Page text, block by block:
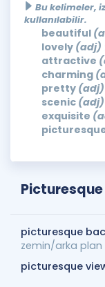
Bu kelimeler,
kullanılabilir.
beautiful
lovely (adj)
attractive
charming
pretty (adj)
scenic (adj)
exquisite
picturesque
zemin/arka plan
picturesque